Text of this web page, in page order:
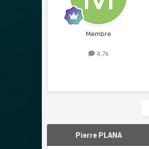
Membre
4,7k
Pierre PLANA